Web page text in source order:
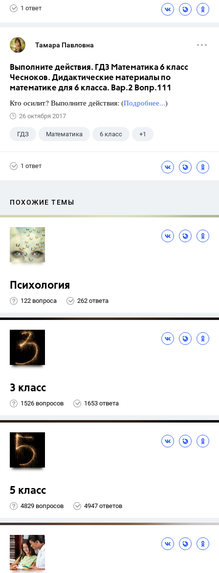
1 ответ
Тамара Павловна
Выполните действия. ГДЗ Математика 6 класс
Чесноков. Дидактические материалы по
математике для 6 класса. Вар.2 Вопр.111
Кто осилит? Выполните действия: (Подробнее...)
26 октября 2017
ГДЗ Математика 6 класс +1
1 ответ
ПОХОЖИЕ ТЕМЫ
Психология
122 вопроса 262 ответа
3 класс
1526 вопросов 1653 ответа
5 класс
4829 вопросов 4947 ответов